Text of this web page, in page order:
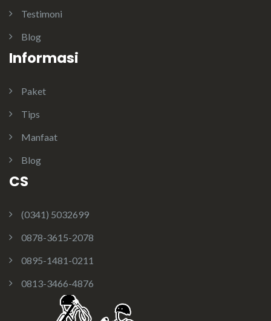
Testimoni
Blog
Informasi
Paket
Tips
Manfaat
Blog
CS
(0341) 5032699
0878-3615-2078
0895-1481-0211
0813-3466-4876